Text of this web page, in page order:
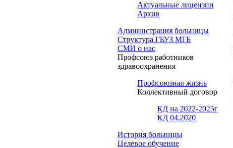
Актуальные лицензии
Архив
Администрация больницы
Структура ГБУЗ МГБ
СМИ о нас
Профсоюз работников
здравоохранения
Профсоюзная жизнь
Коллективный договор
КД на 2022-2025г
КД 04.2020
История больницы
Целевое обучение